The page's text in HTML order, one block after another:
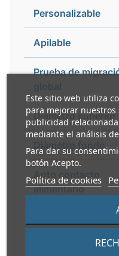
Este sitio web utiliza
para mejorar
publicidad
mediante el análisis
Para dar su
botón Acepto.
Política de cookies
Personalizable
Apilable
Prueba de
Diámetro superior
Diámetro fondo
Apto contacto
alimentario
Apto microondas